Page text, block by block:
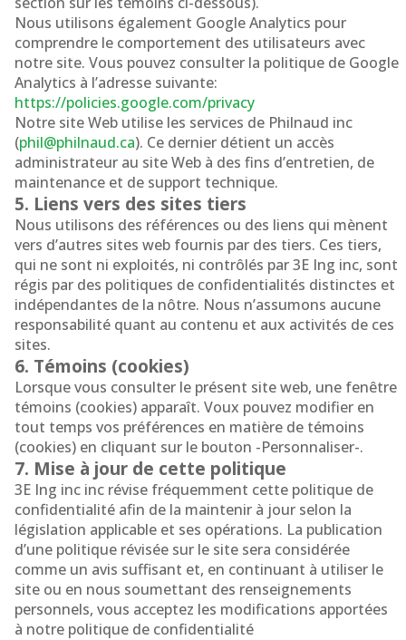
Nous utilisons également Google Analytics pour
comprendre le comportement des utilisateurs avec
notre site. Vous pouvez consulter la politique de Google
Analytics à l’adresse suivante:
https://policies.google.com/privacy
Notre site Web utilise les services de Philnaud inc
(phil@philnaud.ca). Ce dernier détient un accès
administrateur au site Web à des fins d’entretien, de
maintenance et de support technique.
5. Liens vers des sites tiers
Nous utilisons des références ou des liens qui mènent
vers d’autres sites web fournis par des tiers. Ces tiers,
qui ne sont ni exploités, ni contrôlés par 3E Ing inc, sont
régis par des politiques de confidentialités distinctes et
indépendantes de la nôtre. Nous n’assumons aucune
responsabilité quant au contenu et aux activités de ces
sites.
6. Témoins (cookies)
Lorsque vous consulter le présent site web, une fenêtre
témoins (cookies) apparaît. Voux pouvez modifier en
tout temps vos préférences en matière de témoins
(cookies) en cliquant sur le bouton -Personnaliser-.
7. Mise à jour de cette politique
3E Ing inc inc révise fréquemment cette politique de
confidentialité afin de la maintenir à jour selon la
législation applicable et ses opérations. La publication
d’une politique révisée sur le site sera considérée
comme un avis suffisant et, en continuant à utiliser le
site ou en nous soumettant des renseignements
personnels, vous acceptez les modifications apportées
à notre politique de confidentialité